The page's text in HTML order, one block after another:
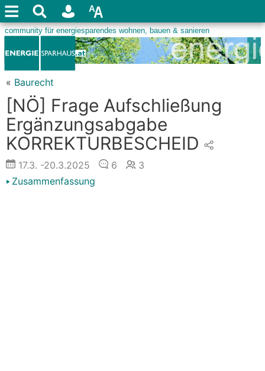
« Baurecht
[NÖ] Frage Aufschließung
Ergänzungsabgabe
KORREKTURBESCHEID
17.3. -20.3.2025 6
3
Zusammenfassung